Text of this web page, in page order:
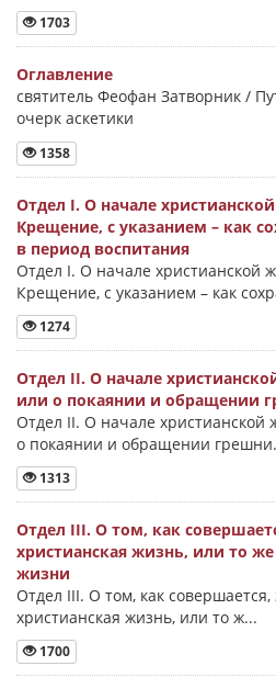
1703
Оглавление
святитель Феофан Затворник /
очерк аскетики
1358
Отдел I. О начале
Крещение, с указанием – как
в период воспитания
Отдел I. О начале христианской
Крещение, с указанием – как
1274
Отдел II. О начале
или о покаянии и обращении
Отдел II. О начале христианской
о покаянии и обращении
1313
Отдел III. О том, как
христианская жизнь, или то
жизни
Отдел III. О том, как
христианская жизнь, или то ж...
1700